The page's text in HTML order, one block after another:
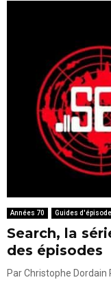
Années 70 Guides
Search, la
des épisodes
Par Christophe Dordain